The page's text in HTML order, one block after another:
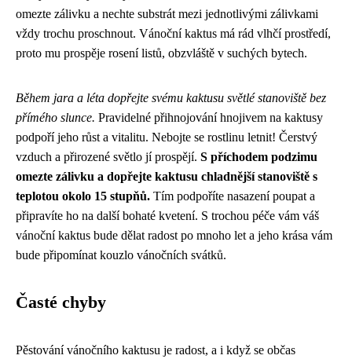
omezte zálivku a nechte substrát mezi jednotlivými zálivkami
vždy trochu proschnout. Vánoční kaktus má rád vlhčí prostředí,
proto mu prospěje rosení listů, obzvláště v suchých bytech.
Během jara a léta dopřejte svému kaktusu světlé stanoviště bez
přímého slunce. Pravidelné přihnojování hnojivem na kaktusy
podpoří jeho růst a vitalitu. Nebojte se rostlinu letnit! Čerstvý
vzduch a přirozené světlo jí prospějí. S příchodem podzimu
omezte zálivku a dopřejte kaktusu chladnější stanoviště s
teplotou okolo 15 stupňů. Tím podpoříte nasazení poupat a
připravíte ho na další bohaté kvetení. S trochou péče vám váš
vánoční kaktus bude dělat radost po mnoho let a jeho krása vám
bude připomínat kouzlo vánočních svátků.
Časté chyby
Pěstování vánočního kaktusu je radost, a i když se občas